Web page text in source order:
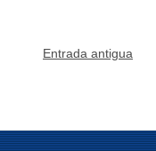
Entrada antigua